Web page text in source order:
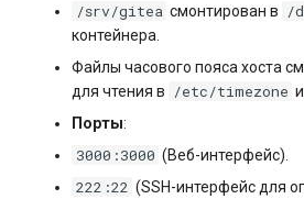
/srv/gitea смонтирован в /
контейнера.
Файлы часового пояса хоста
для чтения в
/etc/timezone и
Порты:
3000:3000 (Веб-интерфейс).
222:22 (SSH-интерфейс для